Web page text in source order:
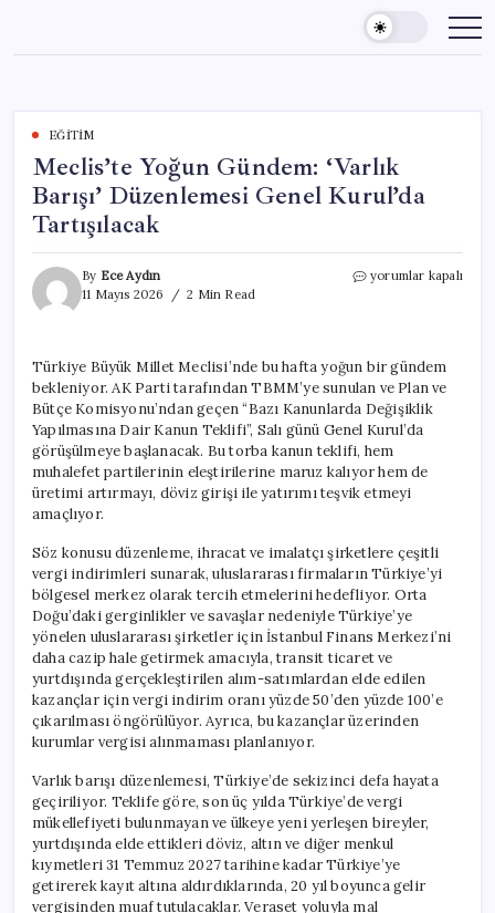
content
EĞITIM
Meclis’te Yoğun Gündem: ‘Varlık
Barışı’ Düzenlemesi Genel Kurul’da
Tartışılacak
By Ece Aydın
11 Mayıs 2026
2 Min Read
Meclis’te
Düzenlemesi
Genel
Kurul’da
Tartışılacak
yorumlar kapalı
Türkiye Büyük Millet Meclisi’nde bu hafta yoğun bir gündem
bekleniyor. AK Parti tarafından TBMM’ye sunulan ve Plan ve
Bütçe Komisyonu’ndan geçen “Bazı Kanunlarda Değişiklik
Yapılmasına Dair Kanun Teklifi”, Salı günü Genel Kurul’da
görüşülmeye başlanacak. Bu torba kanun teklifi, hem
muhalefet partilerinin eleştirilerine maruz kalıyor hem de
üretimi artırmayı, döviz girişi ile yatırımı teşvik etmeyi
amaçlıyor.
Söz konusu düzenleme, ihracat ve imalatçı şirketlere çeşitli
vergi indirimleri sunarak, uluslararası firmaların Türkiye’yi
bölgesel merkez olarak tercih etmelerini hedefliyor. Orta
Doğu’daki gerginlikler ve savaşlar nedeniyle Türkiye’ye
yönelen uluslararası şirketler için İstanbul Finans Merkezi’ni
daha cazip hale getirmek amacıyla, transit ticaret ve
yurtdışında gerçekleştirilen alım-satımlardan elde edilen
kazançlar için vergi indirim oranı yüzde 50’den yüzde 100’e
çıkarılması öngörülüyor. Ayrıca, bu kazançlar üzerinden
kurumlar vergisi alınmaması planlanıyor.
Varlık barışı düzenlemesi, Türkiye’de sekizinci defa hayata
geçiriliyor. Teklife göre, son üç yılda Türkiye’de vergi
mükellefiyeti bulunmayan ve ülkeye yeni yerleşen bireyler,
yurtdışında elde ettikleri döviz, altın ve diğer menkul
kıymetleri 31 Temmuz 2027 tarihine kadar Türkiye’ye
getirerek kayıt altına aldırdıklarında, 20 yıl boyunca gelir
vergisinden muaf tutulacaklar. Veraset yoluyla mal